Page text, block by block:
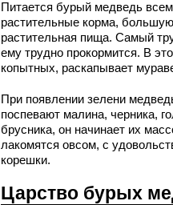
Питается бурый медведь
растительные корма,
растительная пища. Самый
ему трудно прокормится. В
копытных, раскапывает
При появлении зелени
поспевают малина, черника,
брусника, он начинает их
лакомятся овсом, с
корешки.
Царство бурых